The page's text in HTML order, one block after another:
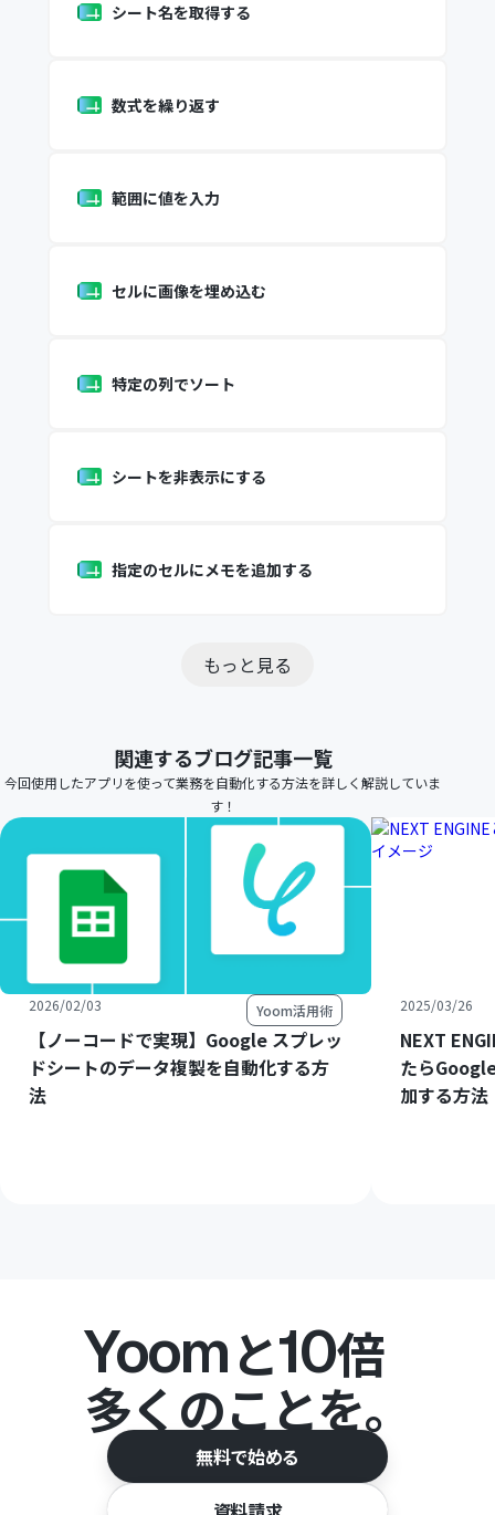
シート名を取得する
数式を繰り返す
範囲に値を入力
セルに画像を埋め込む
特定の列でソート
シートを非表示にする
指定のセルにメモを追加する
もっと見る
関連するブログ記事一覧
今回使用したアプリを使って業務を自動化する方法を詳しく解説していま
す！
2026/02/03 Yoom活用術
【ノーコードで実現】Google スプレッ
ドシートのデータ複製を自動化する方
法
2025/03/26
NEXT
たら
加する方法
Yoomと10倍
多くのことを。
無料で始める